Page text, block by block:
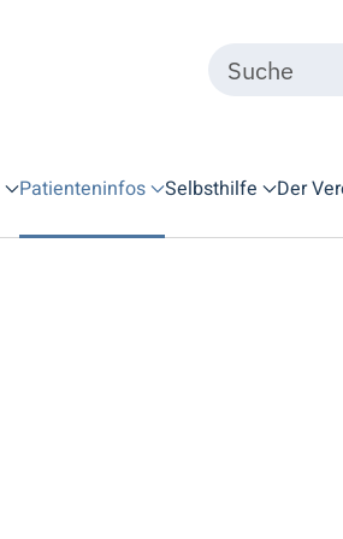
Patienteninfos Selbsthilfe Der